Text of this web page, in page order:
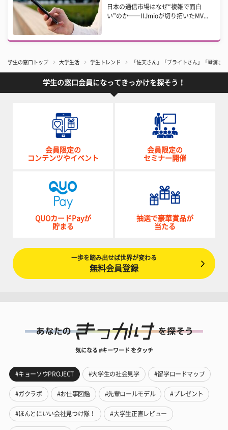
日本の通信市場はなぜ“複雑で面白
い”のか──IIJmioが切り拓いたMV...
学生の窓口トップ 大学生活 学生トレンド 「佐天さん」「ブライトさん」「琴浦さ
学生の窓口会員になってきっかけを探そう！
会員限定の
コンテンツやイベント
会員限定の
セミナー開催
QUOカードPayが
貯まる
抽選で豪華賞品が
当たる
一歩を踏み出せば世界が変わる
無料会員登録
気になる #キーワード をタッチ
#キョーソウPROJECT #大学生の社会見学 #留学ロードマップ
#ガクラボ #お仕事図鑑 #先輩ロールモデル #プレゼント
#ほんとにいい会社見つけ隊！ #大学生正直レビュー